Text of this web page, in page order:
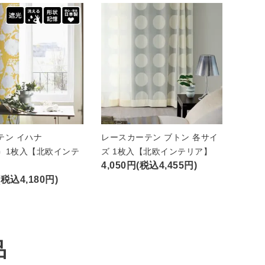
ン イハナ
1枚入【北欧インテ
込4,180円)
レースカーテン ブトン 各サイ
ズ 1枚入【北欧インテリア】
4,050円(税込4,455円)